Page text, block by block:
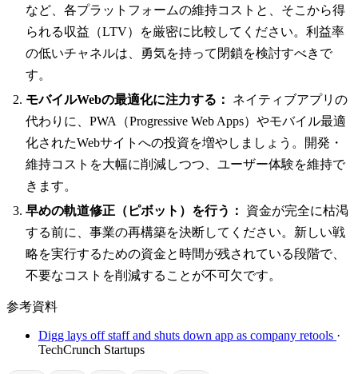
など、各プラットフォームの維持コストと、そこから得
られる収益（LTV）を厳密に比較してください。利益率
の低いチャネルは、勇気を持って閉鎖を検討すべきで
す。
モバイルWebの最適化に注力する：
ネイティブアプリの
代わりに、PWA（Progressive Web Apps）やモバイル最適
化されたWebサイトへの投資を増やしましょう。開発・
維持コストを大幅に削減しつつ、ユーザー体験を維持で
きます。
早めの軌道修正（ピボット）を行う：
資金が完全に枯渇
する前に、事業の再構築を決断してください。新しい戦
略を実行するための資金と時間が残されている段階で、
不要なコストを削減することが不可欠です。
参考資料
Digg lays off staff and shuts down app as company retools ·
TechCrunch Startups